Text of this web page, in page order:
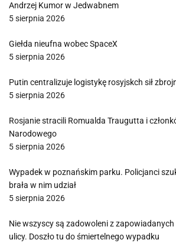
Andrzej Kumor w Jedwabnem
5 sierpnia 2026
Giełda nieufna wobec SpaceX
5 sierpnia 2026
Putin centralizuje logistykę rosyjskch sił
5 sierpnia 2026
Rosjanie stracili Romualda Traugutta i
Narodowego
5 sierpnia 2026
Wypadek w poznańskim parku. Policjanci
brała w nim udział
5 sierpnia 2026
Nie wszyscy są zadowoleni z
ulicy. Doszło tu do śmiertelnego wypadku